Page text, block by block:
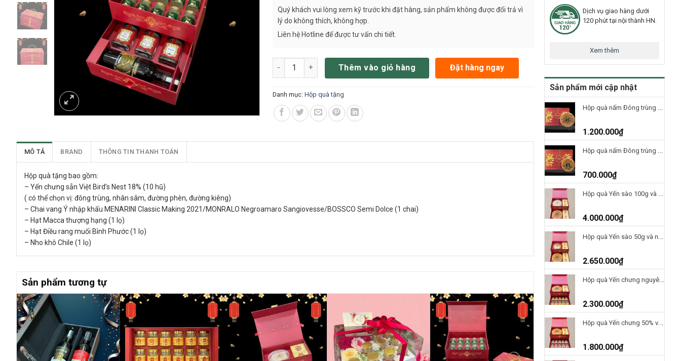
Dịch vụ giao hàng dưới
120 phút tại nội thành HN.
Xem thêm
Sản phẩm mới cập nhật
Hộp quà nấm Đông trùng hạ thảo Việt Nam 100g
1.200.000₫
Hộp quà nấm Đông trùng hạ thảo Việt Nam 50g
700.000₫
Hộp quà Yến sào 100g và nấm ĐTHT 100g-H2T4000
4.000.000₫
Hộp quà Yến sào 50g và nấm ĐTHT 100g-H2T2650
2.650.000₫
Hộp quà Yến chưng nguyên chất và nấm ĐTHT 100g-H2T2300
2.300.000₫
Hộp quà Yến chưng 50% và nấm ĐTHT 100g-H2T1800
1.800.000₫
Quý khách vui lòng xem kỹ trước khi đặt hàng, sản phẩm không được đổi trả vì
lý do không thích, không hợp.
Liên hệ Hotline để được tư vấn chi tiết.
Hộp quà Tết vang & hạt và yến chưng 18% H2T1020 số lượng
Thêm vào giỏ hàng Đặt hàng ngay
Danh mục: Hộp quà tặng
MÔ TẢ BRAND THÔNG TIN THANH TOÁN
Hộp quà tặng bao gồm:
– Yến chưng sẵn Việt Bird’s Nest 18% (10 hũ)
( có thể chọn vị: đông trùng, nhân sâm, đường phèn, đường kiêng)
– Chai vang Ý nhập khẩu MENARINI Classic Making 2021/MONRALO Negroamaro Sangiovesse/BOSSCO Semi Dolce (1 chai)
– Hạt Macca thượng hạng (1 lọ)
– Hạt Điều rang muối Bình Phước (1 lọ)
– Nho khô Chile (1 lọ)
Sản phẩm tương tự